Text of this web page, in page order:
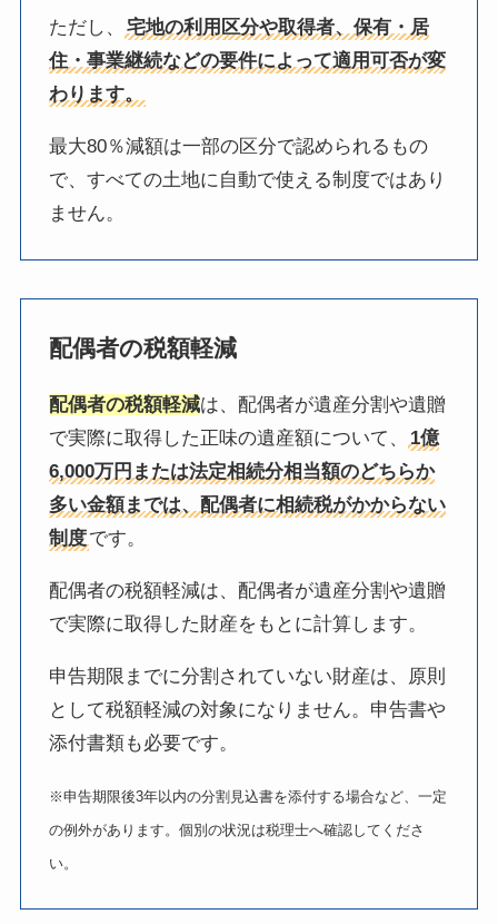
ただし、
宅地の利用区分や取得者、保有・居
住・事業継続などの要件によって適用可否が変
わります。
最大80％減額は一部の区分で認められるもの
で、すべての土地に自動で使える制度ではあり
ません。
配偶者の税額軽減
配偶者の税額軽減は、配偶者が遺産分割や遺贈
で実際に取得した正味の遺産額について、
1億
6,000万円または法定相続分相当額のどちらか
多い金額までは、配偶者に相続税がかからない
制度です。
配偶者の税額軽減は、配偶者が遺産分割や遺贈
で実際に取得した財産をもとに計算します。
申告期限までに分割されていない財産は、原則
として税額軽減の対象になりません。申告書や
添付書類も必要です。
※申告期限後3年以内の分割見込書を添付する場合など、一定
の例外があります。個別の状況は税理士へ確認してくださ
い。